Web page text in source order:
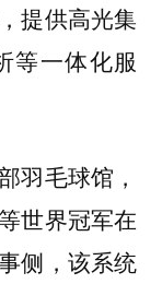
提供高光集
等一体化服
羽毛球馆，
世界冠军在
侧，该系统